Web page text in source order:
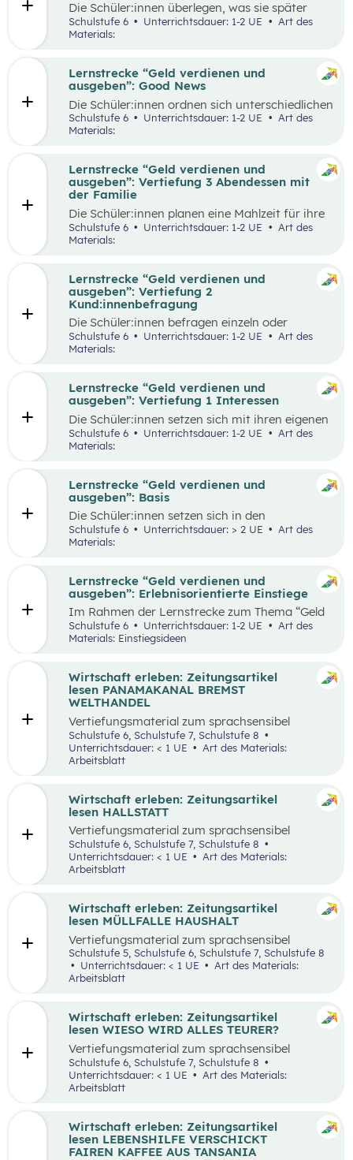
Die Schüler:innen überlegen, was sie später
einmal werden möchten und finden heraus, wie
der Beruf aussieht, den sie zukünftig ausüben
erstellen ein kreatives Endprodukt, das sie frei
wählen können. In der Wabe findet eine
Auseinandersetzung mit den eigenen
Vorstellungen über den Traumberuf und
Erkenntnisse aus der Recherche statt.
Außerdem erhalten die Schüler:innen in der
entsprechen und welche anders sind als
erwartet.
Schulstufe 6 Unterrichtsdauer: 1-2 UE
Materials:
Lernstrecke “Geld verdienen und
ausgeben”: Good News
Die Schüler:innen ordnen sich unterschiedlichen
Geld-Typen zu und diskutieren miteinander die
Tipps, die bei den jeweiligen Geld-Typen zu
welche konkreten Tipps sie im Alltag schon in
ihrem Alter umsetzen können, aber auch wie sie
ihre Eltern beim nachhaltigen Konsum
Schulstufe 6 Unterrichtsdauer: 1-2 UE
Art des
Materials:
Lernstrecke “Geld verdienen und
ausgeben”: Vertiefung 3 Abendessen mit
der Familie
Die Schüler:innen planen eine Mahlzeit für ihre
Familie und sollen dafür ein vorgegebenes
Budget pro Person einhalten. Zur Durchführung
der Einkauf der Zutaten und die Zubereitung
der Speise. Im Anschluss werden die
Schätzungen und die tatsächlichen Ausgaben
miteinander verglichen und die Vorgehensweise
beim Einkauf reflektiert.
Schulstufe 6 Unterrichtsdauer: 1-2 UE
Materials:
Lernstrecke “Geld verdienen und
ausgeben”: Vertiefung 2
Kund:innenbefragung
Die Schüler:innen befragen einzeln oder
paarweise Kund:innen in einem Supermarkt zu
den Zahlungsgewohnheiten und versuchen
Antworten der Supermarktkund:innen werden
auf einem Interviewbogen/Fragebogen
festgehalten und in der Klasse gemeinsam mit
der Lehrkraft ausgewertet. Eine weitere
Perspektive kann, je nach den örtlichen
Gegebenheiten, eingenommen werden, indem
Zahlungsformen sie anbieten und welche Art
der Zahlung sie bevorzugen.
Schulstufe 6 Unterrichtsdauer: 1-2 UE
Art des
Materials:
Lernstrecke “Geld verdienen und
ausgeben”: Vertiefung 1 Interessen
Die Schüler:innen setzen sich mit ihren eigenen
Interessen und Stärken auseinander.
Gemeinsam werden verschiedene Stärken und
Schüler:innen zeigen, dass es mit diesem
Wissen leichter ist den richtigen Beruf für sich
zu finden und die Auseinandersetzung mit
einzelnen Berufen wird ermöglicht.
Schulstufe 6 Unterrichtsdauer: 1-2 UE
Materials:
Lernstrecke “Geld verdienen und
ausgeben”: Basis
Die Schüler:innen setzen sich in den
unterschiedlichen Aufgabestellungen rund um
das Thema Geld mit den Themen Funktionen
Konsum auseinander. Außerdem gibt es zwei
Bonus-Inhalte zu den Themen „Das kostenlose
Handy“ und „Geld-Typ“.
Schulstufe 6 Unterrichtsdauer: > 2 UE
Materials:
Lernstrecke “Geld verdienen und
ausgeben”: Erlebnisorientierte Einstiege
Im Rahmen der Lernstrecke zum Thema “Geld
verdienen und ausgeben”, werden drei mögliche
Einstiegsideen vorgestellt. Diese Vorschläge
Erlebnisse konzipiert, um die Schüler:innen
aktiv in den Lernprozess einzubinden.
Schulstufe 6 Unterrichtsdauer: 1-2 UE
Art des
Materials: Einstiegsideen
Wirtschaft erleben: Zeitungsartikel
lesen PANAMAKANAL BREMST
WELTHANDEL
Vertiefungsmaterial zum sprachsensibel
aufbereiteten Zeitungsartikel “Panamakanal
bremst Welthandel”.
Schulstufe 6, Schulstufe 7, Schulstufe 8
Unterrichtsdauer: < 1 UE
Arbeitsblatt
Wirtschaft erleben: Zeitungsartikel
lesen HALLSTATT
Vertiefungsmaterial zum sprachsensibel
aufbereiteten Zeitungsartikel “Hallstatt geht
über, Hallstätter gehen unter”.
Schulstufe 6, Schulstufe 7, Schulstufe 8
Unterrichtsdauer: < 1 UE
Arbeitsblatt
Wirtschaft erleben: Zeitungsartikel
lesen MÜLLFALLE HAUSHALT
Vertiefungsmaterial zum sprachsensibel
aufbereiteten Zeitungsartikel “Müllfalle
Haushalt”.
Schulstufe 5, Schulstufe 6, Schulstufe 7, Schulstufe 8
Unterrichtsdauer: < 1 UE
Art des Materials:
Arbeitsblatt
Wirtschaft erleben: Zeitungsartikel
lesen WIESO WIRD ALLES TEURER?
Vertiefungsmaterial zum sprachsensibel
aufbereiteten Zeitungsartikel “Wieso wird alles
teurer?”.
Schulstufe 6, Schulstufe 7, Schulstufe 8
Unterrichtsdauer: < 1 UE
Arbeitsblatt
Wirtschaft erleben: Zeitungsartikel
lesen LEBENSHILFE VERSCHICKT
FAIREN KAFFEE AUS TANSANIA